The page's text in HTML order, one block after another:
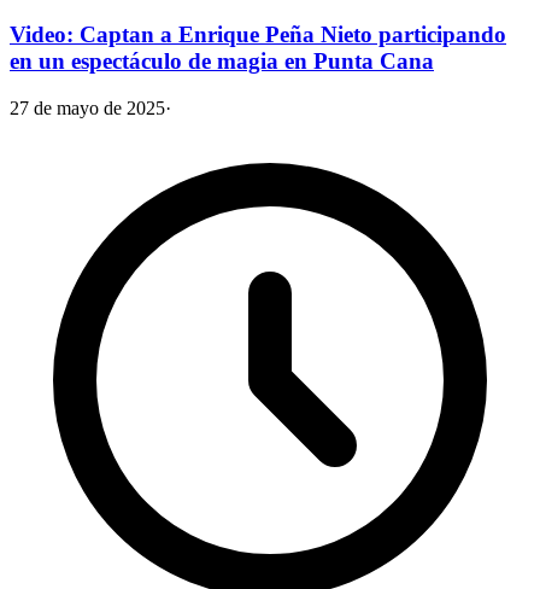
Video: Captan a Enrique Peña Nieto participando
en un espectáculo de magia en Punta Cana
27 de mayo de 2025·